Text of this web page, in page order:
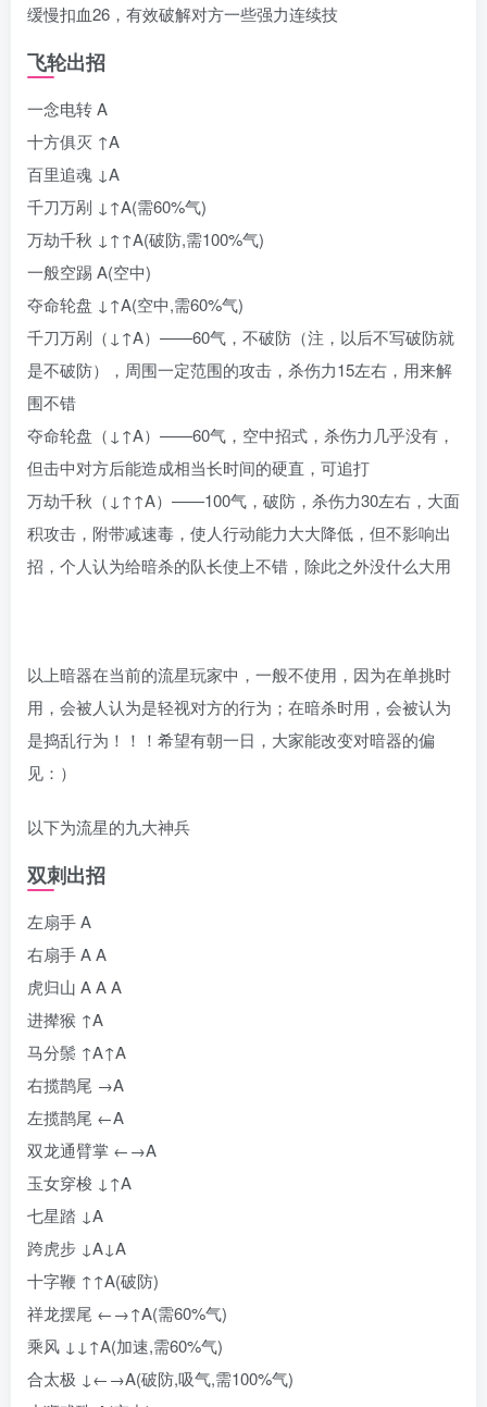
缓慢扣血26，有效破解对方一些强力连续技
飞轮出招
一念电转 A
十方俱灭 ↑A
百里追魂 ↓A
千刀万剐 ↓↑A(需60%气)
万劫千秋 ↓↑↑A(破防,需100%气)
一般空踢 A(空中)
夺命轮盘 ↓↑A(空中,需60%气)
千刀万剐（↓↑A）——60气，不破防（注，以后不写破防就
是不破防），周围一定范围的攻击，杀伤力15左右，用来解
围不错
夺命轮盘（↓↑A）——60气，空中招式，杀伤力几乎没有，
但击中对方后能造成相当长时间的硬直，可追打
万劫千秋（↓↑↑A）——100气，破防，杀伤力30左右，大面
积攻击，附带减速毒，使人行动能力大大降低，但不影响出
招，个人认为给暗杀的队长使上不错，除此之外没什么大用
以上暗器在当前的流星玩家中，一般不使用，因为在单挑时
用，会被人认为是轻视对方的行为；在暗杀时用，会被认为
是捣乱行为！！！希望有朝一日，大家能改变对暗器的偏
见：）
以下为流星的九大神兵
双刺出招
左扇手 A
右扇手 A A
虎归山 A A A
进撵猴 ↑A
马分鬃 ↑A↑A
右揽鹊尾 →A
左揽鹊尾 ←A
双龙通臂掌 ←→A
玉女穿梭 ↓↑A
七星踏 ↓A
跨虎步 ↓A↓A
十字鞭 ↑↑A(破防)
祥龙摆尾 ←→↑A(需60%气)
乘风 ↓↓↑A(加速,需60%气)
合太极 ↓←→A(破防,吸气,需100%气)